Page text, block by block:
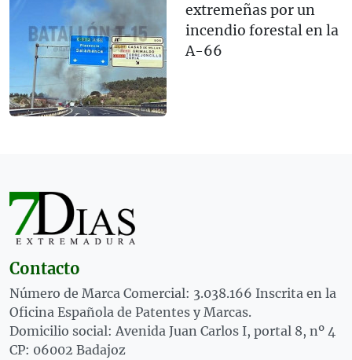
extremeñas por un
incendio forestal en la
A-66
Contacto
Número de Marca Comercial: 3.038.166 Inscrita en la
Oficina Española de Patentes y Marcas.
Domicilio social: Avenida Juan Carlos I, portal 8, nº 4
CP: 06002 Badajoz